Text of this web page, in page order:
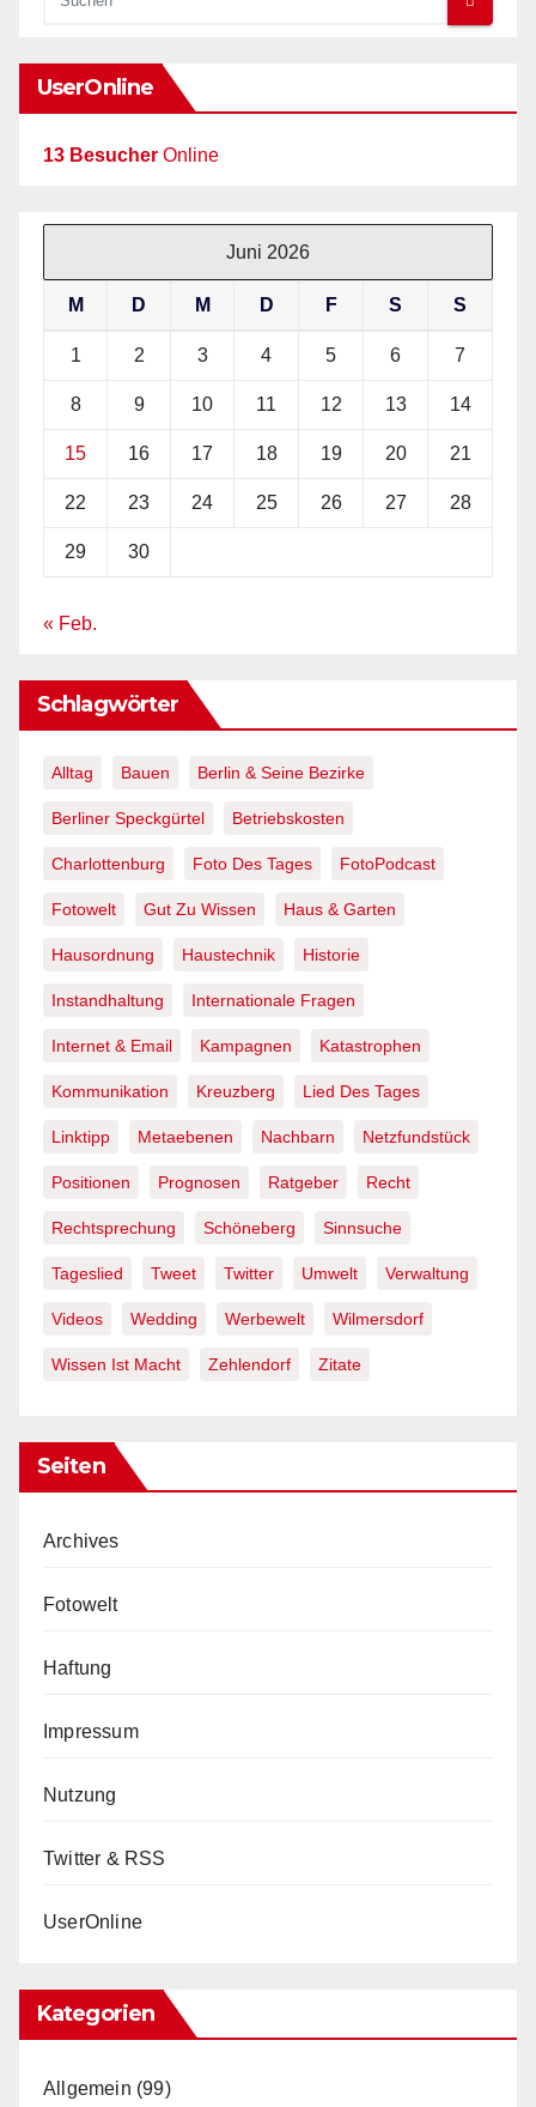
UserOnline
13 Besucher Online
Juni 2026
M D M D F S S
1 2 3 4 5 6 7
8 9 10 11 12 13 14
15 16 17 18 19 20 21
22 23 24 25 26 27 28
29 30
« Feb.
Schlagwörter
Alltag Bauen Berlin & Seine Bezirke
Berliner Speckgürtel Betriebskosten
Charlottenburg Foto Des Tages FotoPodcast
Fotowelt Gut Zu Wissen Haus & Garten
Hausordnung Haustechnik Historie
Instandhaltung Internationale Fragen
Internet & Email Kampagnen Katastrophen
Kommunikation Kreuzberg Lied Des Tages
Linktipp Metaebenen Nachbarn Netzfundstück
Positionen Prognosen Ratgeber Recht
Rechtsprechung Schöneberg Sinnsuche
Tageslied Tweet Twitter Umwelt Verwaltung
Videos Wedding Werbewelt Wilmersdorf
Wissen Ist Macht Zehlendorf Zitate
Seiten
Archives
Fotowelt
Haftung
Impressum
Nutzung
Twitter & RSS
UserOnline
Kategorien
Allgemein (99)